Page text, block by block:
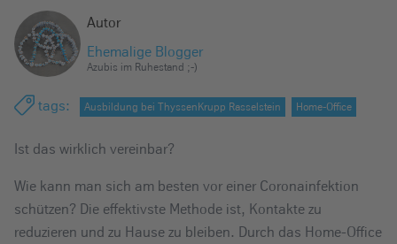
l
s
e
n
Autor
Ehemalige Blogger
Azubis im Ruhestand ;-)
tags: Ausbildung bei ThyssenKrupp Rasselstein Home-Office
Ist das wirklich vereinbar?
Wie kann man sich am besten vor einer Coronainfektion
schützen? Die effektivste Methode ist, Kontakte zu
reduzieren und zu Hause zu bleiben. Durch das Home-Office